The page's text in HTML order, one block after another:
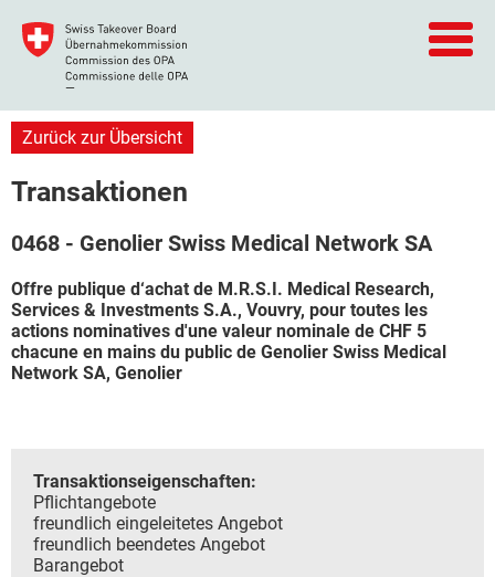
Zurück zur Übersicht
Transaktionen
0468 - Genolier Swiss Medical Network SA
Offre publique d‘achat de M.R.S.I. Medical Research,
Services & Investments S.A., Vouvry, pour toutes les
actions nominatives d'une valeur nominale de CHF 5
chacune en mains du public de Genolier Swiss Medical
Network SA, Genolier
Transaktionseigenschaften:
Pflichtangebote
freundlich eingeleitetes Angebot
freundlich beendetes Angebot
Barangebot